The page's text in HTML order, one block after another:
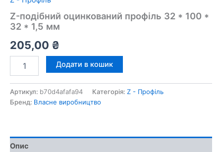
Z-подібний оцинкований профіль 32 * 100 *
32 * 1,5 мм
205,00 ₴
подібний
профіль
32
32
*
Додати в кошик
Артикул: b70d4afafa94 Категорія: Z - Профіль
Бренд: Власне виробництво
Опис